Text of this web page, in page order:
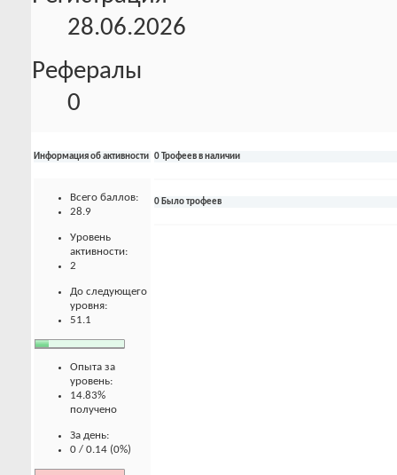
28.06.2026
Рефералы
0
Информация об активности
Всего баллов:
28.9
Уровень
активности:
2
До следующего
уровня:
51.1
Опыта за
уровень:
14.83%
получено
За день:
0 / 0.14 (0%)
0 Трофеев в наличии
0 Было трофеев